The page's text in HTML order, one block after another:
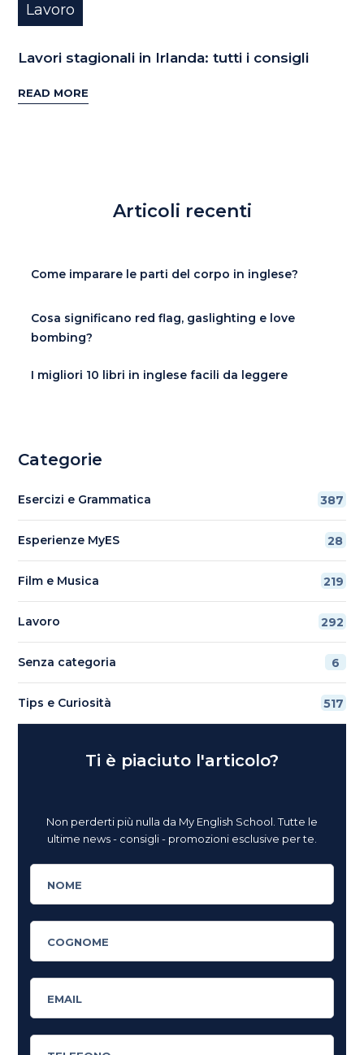
Lavoro
Lavori stagionali in Irlanda: tutti i consigli
READ MORE
Articoli recenti
Come imparare le parti del corpo in inglese?
Cosa significano red flag, gaslighting e love
bombing?
I migliori 10 libri in inglese facili da leggere
Categorie
Esercizi e Grammatica 387
Esperienze MyES 28
Film e Musica 219
Lavoro 292
Senza categoria 6
Tips e Curiosità 517
Ti è piaciuto l'articolo?
Non perderti più nulla da My English School. Tutte le
ultime news - consigli - promozioni esclusive per te.